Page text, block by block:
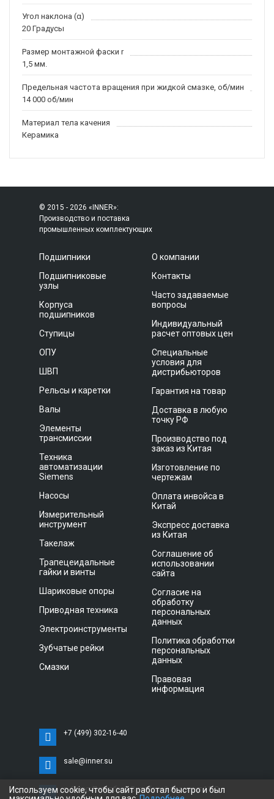
Угол наклона (α)
20 Градусы
Размер монтажной фаски r
1,5 мм.
Предельная частота вращения при жидкой смазке, об/мин
14 000 об/мин
Материал тела качения
Керамика
© 2015 - 2026 «INNER»:
Производство и поставка
промышленных комплектующих
Подшипники
Подшипниковые
узлы
Корпуса
подшипников
Ступицы
ОПУ
ШВП
Рельсы и каретки
Валы
Элементы
трансмиссии
Техника
автоматизации
Siemens
Насосы
Измерительный
инструмент
Такелаж
Трапецеидальные
гайки и винты
Шариковые опоры
Приводная техника
Электроинструменты
Зубчатые рейки
Смазки
О компании
Контакты
Часто задаваемые
вопросы
Индивидуальный
расчет оптовых цен
Специальные
условия для
дистрибьюторов
Гарантия на товар
Доставка в любую
точку РФ
Производство под
заказ из Китая
Изготовление по
чертежам
Оплата инвойса в
Китай
Экспресс доставка
из Китая
Соглашение об
использовании
сайта
Согласие на
обработку
персональных
данных
Политика обработки
персональных
данных
Правовая
информация
+7 (499) 302-16-40
sale@inner.su
г. Санкт-Петербург, Витебский проспект 11 С,
Используем cookie, чтобы сайт работал быстро и был